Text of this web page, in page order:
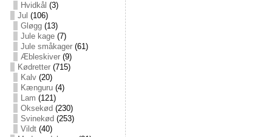
Hvidkål (3)
Jul (106)
Gløgg(13)
Jule kage(7)
Jule småkager(61)
Æbleskiver(9)
Kødretter(715)
Kalv(20)
Kænguru(4)
Lam (121)
Oksekød (230)
Svinekød (253)
Vildt(40)